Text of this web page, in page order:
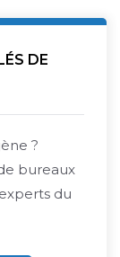
DE
?
bureaux
du